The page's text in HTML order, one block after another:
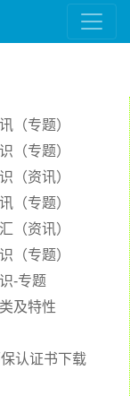
（专题）
（专题）
（资讯）
（专题）
（资讯）
（专题）
-专题
及特性
认证书下载